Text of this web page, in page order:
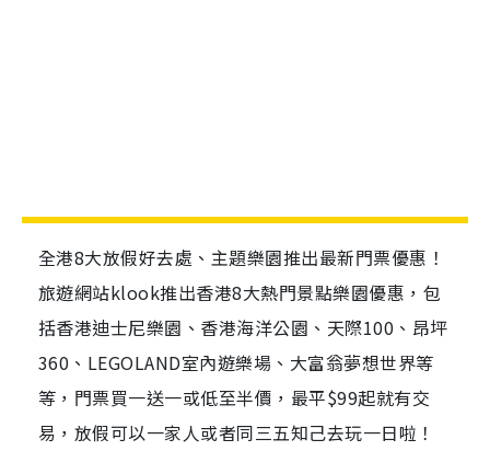
全港8大放假好去處、主題樂園推出最新門票優惠！
旅遊網站klook推出香港8大熱門景點樂園優惠，包
括香港迪士尼樂園、香港海洋公園、天際100、昂坪
360、LEGOLAND室內遊樂場、大富翁夢想世界等
等，門票買一送一或低至半價，最平$99起就有交
易，放假可以一家人或者同三五知己去玩一日啦！